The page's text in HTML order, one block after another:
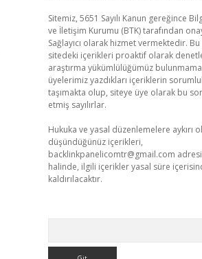
Sitemiz, 5651 Sayılı Kanun gereğince
ve İletişim Kurumu (BTK) tarafından
Sağlayıcı olarak hizmet vermektedir.
sitedeki içerikleri proaktif olarak
araştırma yükümlülüğümüz
üyelerimiz yazdıkları içeriklerin
taşımakta olup, siteye üye olarak bu
etmiş sayılırlar.
Hukuka ve yasal düzenlemelere aykırı
düşündüğünüz içerikleri,
backlinkpanelicomtr@gmail.com
halinde, ilgili içerikler yasal süre
kaldırılacaktır.